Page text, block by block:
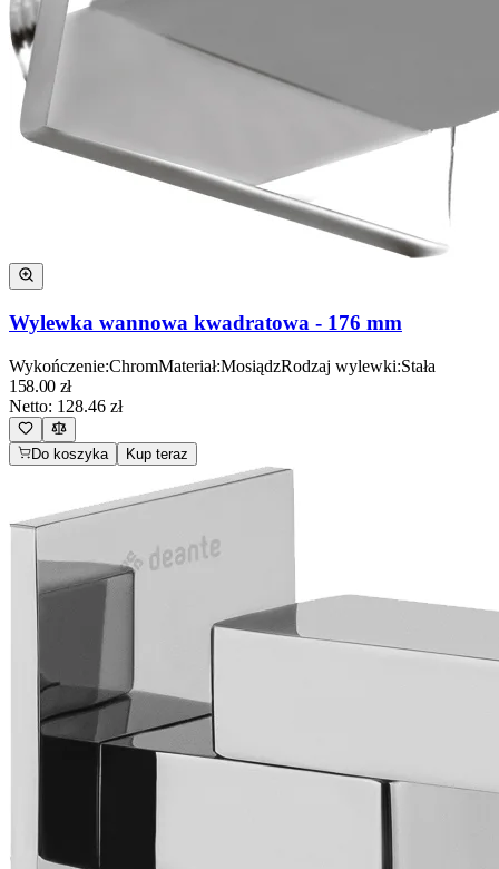
Wylewka wannowa kwadratowa - 176 mm
Wykończenie:ChromMateriał:MosiądzRodzaj wylewki:Stała
158.00 zł
Netto: 128.46 zł
Do koszyka Kup teraz